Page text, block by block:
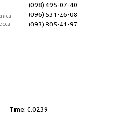
(098) 495-07-40
(096) 531-26-08
(093) 805-41-97
Time: 0.0239